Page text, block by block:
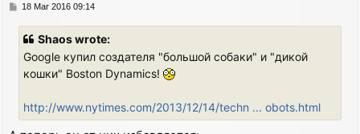
P18 Mar 2016 09:14
Shaos wrote:
Google купил создателя "большой собаки" и "дикой
кошки" Boston Dynamics!
http://www.nytimes.com/2013/12/14/techn ... obots.html